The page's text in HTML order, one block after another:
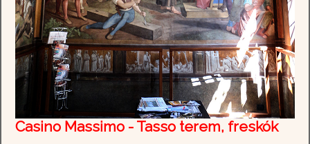
Casino Massimo - Tasso terem, freskók